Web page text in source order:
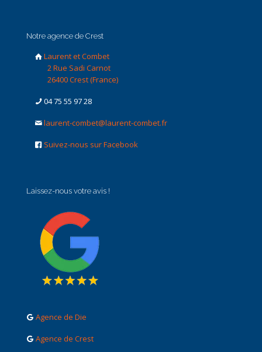
Notre agence de Crest
Laurent et Combet
2 Rue Sadi Carnot
26400 Crest (France)
04 75 55 97 28
laurent-combet@laurent-combet.fr
Suivez-nous sur Facebook
Laissez-nous votre avis !
Agence de Die
Agence de Crest